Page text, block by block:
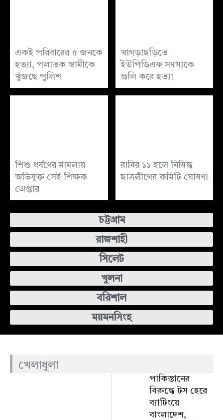
চট্টগ্রাম
রাজশাহী
সিলেট
খুলনা
বরিশাল
ময়মনসিংহ
একই পরিবারের ৫ জনকে
হত্যা, পলাতক স্বামীকে
খুঁজছে পুলিশ
খাগড়াছড়িতে
ইউপিডিএফ সদস্যকে
গুলি করে হত্যা
শিশু ধর্ষণের মামলায়
অভিযুক্ত সেই শিক্ষক
গ্রেপ্তার
রাবির ১১ হলে নিষিদ্ধ
ছাত্রলীগের কমিটি ঘোষণা
খেলাধুলা
পাকিস্তানের
বিরুদ্ধে টস হেরে
ব্যাটিংয়ে
বাংলাদেশ,